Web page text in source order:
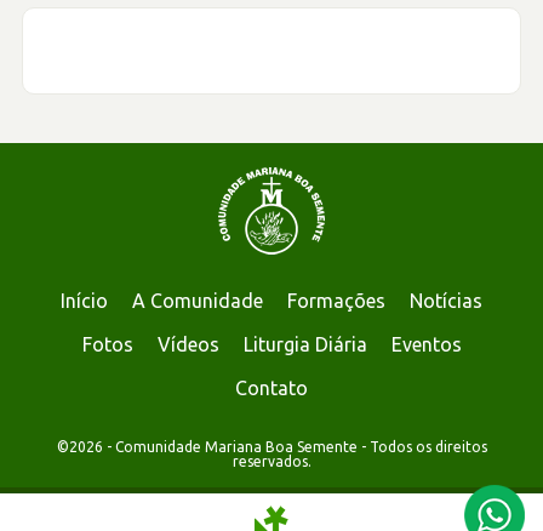
Início A Comunidade Formações
Notícias
Fotos
Vídeos Liturgia Diária
Eventos
Contato
©2026 - Comunidade Mariana Boa Semente - Todos os direitos
reservados.